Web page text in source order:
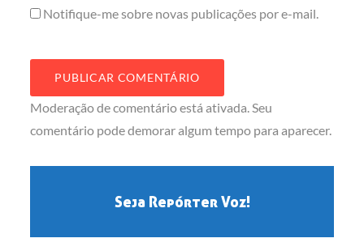
Notifique-me sobre novas publicações por e-mail.
Moderação de comentário está ativada. Seu
comentário pode demorar algum tempo para aparecer.
Seja Repórter Voz!